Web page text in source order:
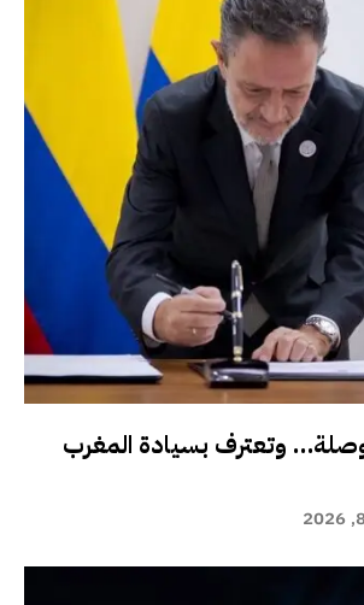
وتعترف بسيادة المغرب